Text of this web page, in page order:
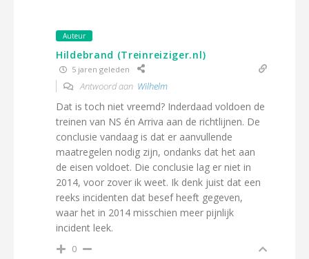
Auteur
Hildebrand (Treinreiziger.nl)
5 jaren geleden
Antwoord aan Wilhelm
Dat is toch niet vreemd? Inderdaad voldoen de
treinen van NS én Arriva aan de richtlijnen. De
conclusie vandaag is dat er aanvullende
maatregelen nodig zijn, ondanks dat het aan
de eisen voldoet. Die conclusie lag er niet in
2014, voor zover ik weet. Ik denk juist dat een
reeks incidenten dat besef heeft gegeven,
waar het in 2014 misschien meer pijnlijk
incident leek.
0